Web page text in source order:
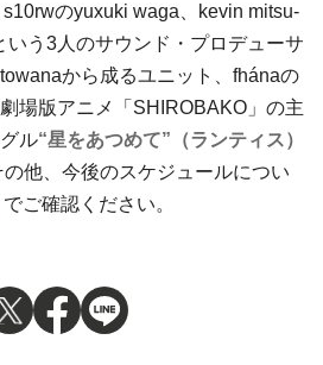
のyu­x­uki waga、kevin mi­ts­u­
う3人のサウンド・プロデューサ
から成るユニット、fhánaの
場版アニメ「SHIROBAKO」の主
ル“星をあつめて”（ランティス）
他、今後のスケジュールについ
ご確認ください。